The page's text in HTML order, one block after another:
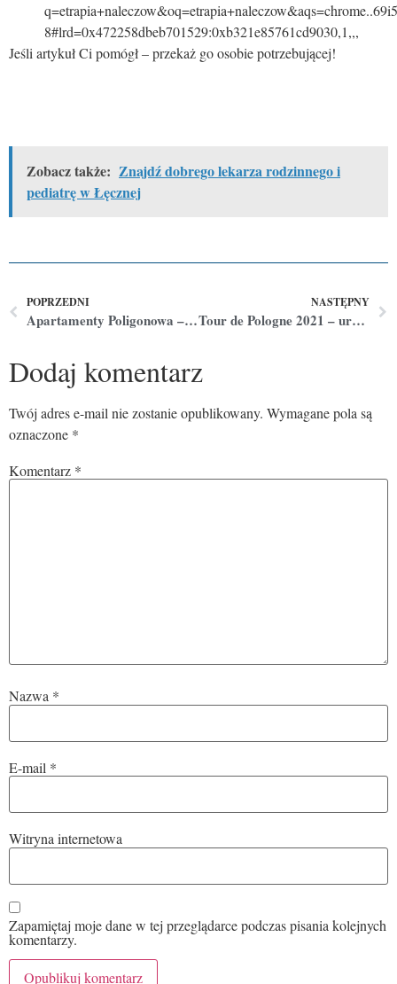
8#lrd=0x472258dbeb701529:0xb321e85761cd9030,1,,,
Jeśli artykuł Ci pomógł – przekaż go osobie potrzebującej!
Zobacz także: Znajdź dobrego lekarza rodzinnego i
pediatrę w Łęcznej
POPRZEDNI
Apartamenty Poligonowa – mądra architektura
NASTĘPNY
Tour de Pologne 2021 – uroczysty start w Lublinie
Dodaj komentarz
Twój adres e-mail nie zostanie opublikowany. Wymagane pola są
oznaczone *
Komentarz *
Nazwa *
E-mail *
Witryna internetowa
Zapamiętaj moje dane w tej przeglądarce podczas pisania kolejnych
komentarzy.